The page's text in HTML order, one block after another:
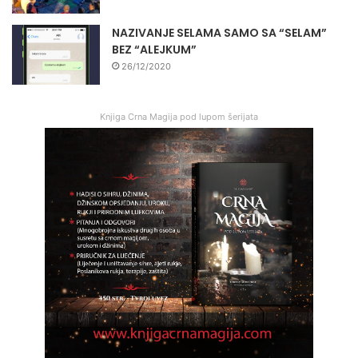
NAZIVANJE SELAMA SAMO SA “SELAM”
BEZ “ALEJKUM”
26/12/2020
Knjiga Crna Magija pod lupom šerijata